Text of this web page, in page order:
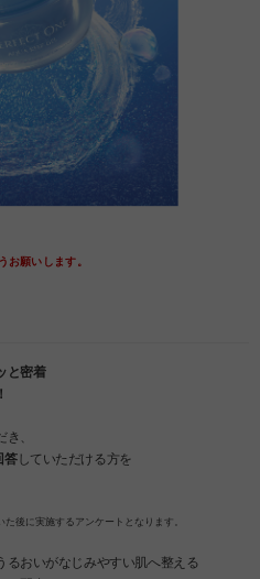
願いします。
と密着
、
答していただける方を
後に実施するアンケートとなります。
るおいがなじみやすい肌へ整える